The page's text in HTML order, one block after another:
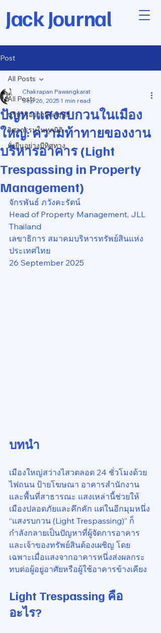
Jack Journal
Post
All Posts
บริหารอย่างมีกลยุทธ์
วิศวกรรมในทุกมิติ
ยั่งยืนอย่างมีทิศทาง
All Posts
ปัญหาแสงรบกวนในเมือง
ใหญ่: ความท้าทายของงาน
บริหารอาคาร (Light
Trespassing in Property
Management)
Chakrapan Pawangkarat
Sep 26, 2025 1 min read
จักรพันธ์ ภวังคะรัตน์
Head of Property Management, JLL
Thailand
เลขาธิการ สมาคมบริหารทรัพย์สินแห่ง
ประเทศไทย
26 September 2025
บทนำ
เมืองใหญ่สว่างไสวตลอด 24 ชั่วโมงด้วย
ไฟถนน ป้ายโฆษณา อาคารสำนักงาน
และพื้นที่สาธารณะ แสงเหล่านี้ช่วยให้
เมืองปลอดภัยและคึกคัก แต่ในอีกมุมหนึ่ง
“แสงรบกวน (Light Trespassing)” ก็
กำลังกลายเป็นปัญหาที่ผู้จัดการอาคาร
และเจ้าของทรัพย์สินต้องเผชิญ โดย
เฉพาะเมื่อแสงจากอาคารหนึ่งส่งผลกระ
ทบต่อผู้อยู่อาศัยหรือผู้ใช้อาคารข้างเคียง
Light Trespassing คือ
อะไร?